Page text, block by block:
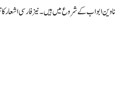
ابواب کے شروع میں ہیں۔ نیز فارسی اشعار